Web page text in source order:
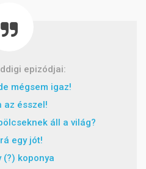
epizódjai:
mégsem igaz!
az ésszel!
áll a világ?
egy jót!
(?) koponya